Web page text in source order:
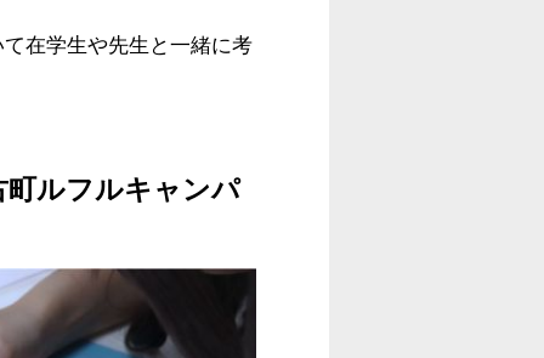
在学生や先生と一緒に考
町ルフルキャンパ